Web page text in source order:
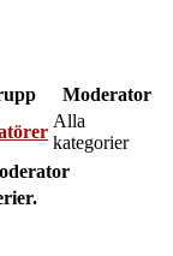
Moderator
Alla
kategorier